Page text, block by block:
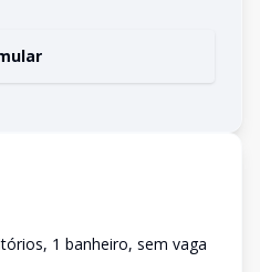
1 banheiro, sem vaga